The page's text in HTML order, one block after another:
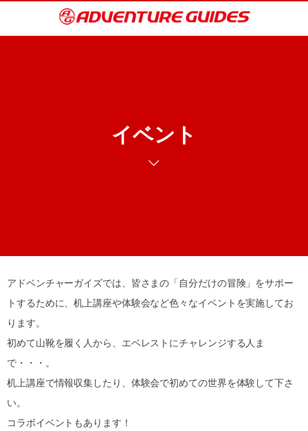
イベント
アドベンチャーガイズでは、皆さまの「自分だけの冒険」をサポー
トするために、机上講座や体験会など色々なイベントを実施してお
ります。
初めて山靴を履く人から、エベレストにチャレンジする人ま
で・・・。
机上講座で情報収集したり、体験会で初めての世界を体験して下さ
い。
コラボイベントもあります！